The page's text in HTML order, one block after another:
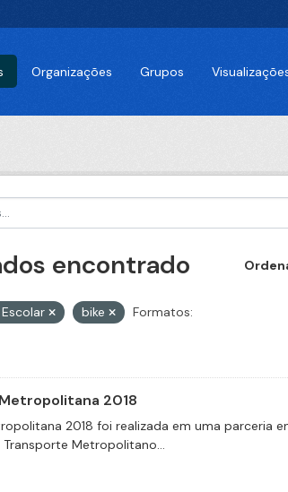
Organizações Grupos
encontrado
bike
Formatos:
2018
2018 foi realizada em uma parceria
Metropolitano...